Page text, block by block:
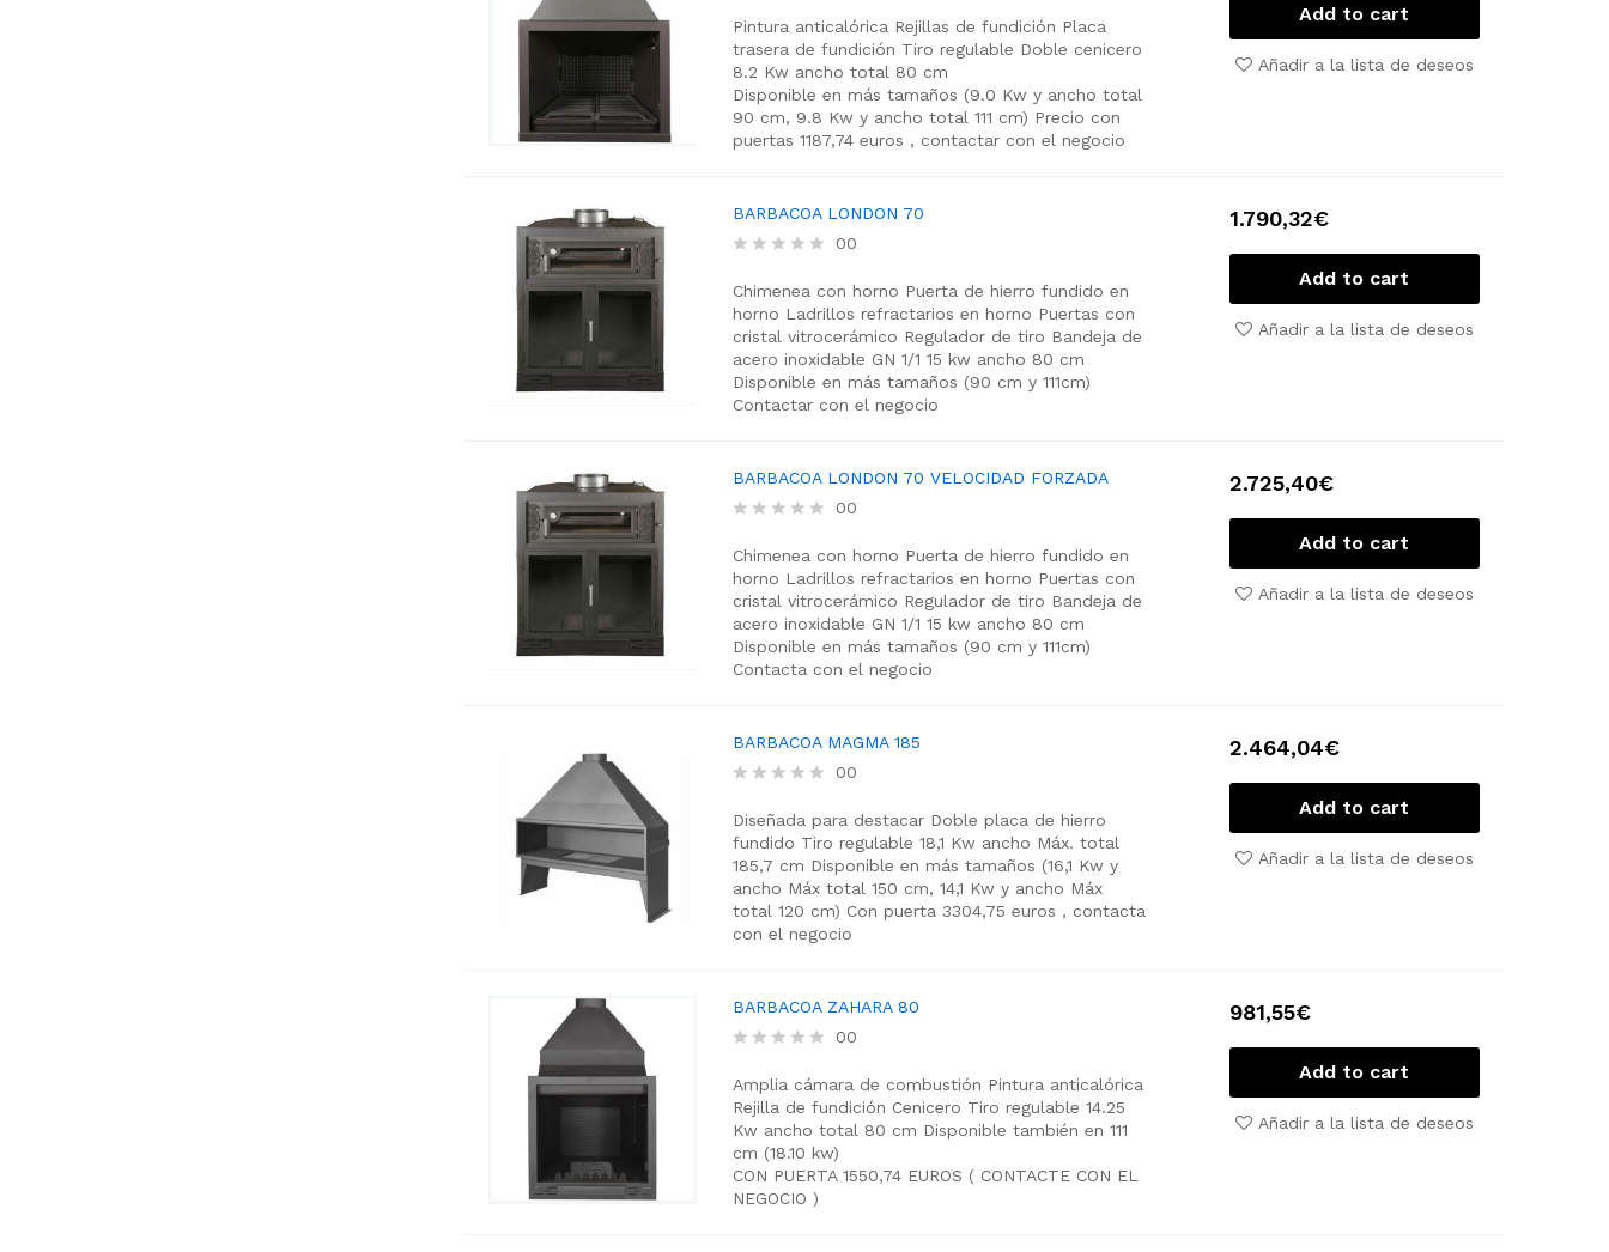
a
t
e
d
0
o
u
5
Pintura anticalórica Rejillas de fundición Placa
trasera de fundición Tiro regulable Doble cenicero
8.2 Kwancho total 80 cm
Disponible en más tamaños (9.0 Kw y ancho total
90 cm, 9.8 Kw y ancho total 111 cm) Precio con
puertas 1187,74 euros , contactar con el negocio
Add to cart
Añadir a la lista de deseos
BARBACOA LONDON 70
a
t
d
0
o
u
5
00
Chimenea con horno Puerta de hierro fundido en
horno Ladrillos refractarios en horno Puertas con
cristal vitrocerámico Regulador de tiro Bandeja de
acero inoxidable GN 1/1 15 kwancho 80 cm
Disponible en más tamaños (90 cm y 111cm)
Contactar con el negocio
1.790,32€
Add to cart
Añadir a la lista de deseos
BARBACOA LONDON 70 VELOCIDAD FORZADA
a
t
d
0
o
u
5
00
Chimenea con horno Puerta de hierro fundido en
horno Ladrillos refractarios en horno Puertas con
cristal vitrocerámico Regulador de tiro Bandeja de
acero inoxidable GN 1/1 15 kwancho 80 cm
Disponible en más tamaños (90 cm y 111cm)
Contacta con el negocio
2.725,40€
Add to cart
Añadir a la lista de deseos
BARBACOA MAGMA 185
a
t
e
d
0
o
u
5
00
Diseñada para destacarDoble placa de hierro
fundido Tiro regulable 18,1 Kwancho Máx. total
185,7 cm Disponible en más tamaños (16,1 Kw y
ancho Máx total 150 cm, 14,1 Kw y ancho Máx
total 120 cm) Con puerta 3304,75 euros , contacta
con el negocio
2.464,04€
Add to cart
Añadir a la lista de deseos
BARBACOA ZAHARA 80
a
t
e
d
0
o
u
00
Amplia cámara de combustión Pintura anticalórica
Rejilla de fundición Cenicero Tiro regulable 14.25
Kwancho total 80 cm Disponible también en 111
cm (18.10 kw)
CON PUERTA 1550,74 EUROS ( CONTACTE CON EL
NEGOCIO )
981,55€
Add to cart
Añadir a la lista de deseos